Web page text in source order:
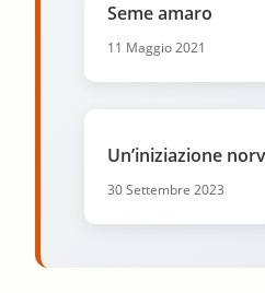
Seme amaro
11 Maggio 2021
Un’iniziazione
30 Settembre 2023